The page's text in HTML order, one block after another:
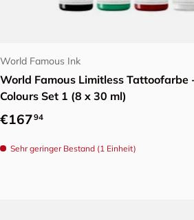
World Famous Ink
World Famous Limitless Tattoofarbe
Colours Set 1 (8 x 30 ml)
Normaler Preis
€16794
Sehr geringer Bestand (1 Einheit)